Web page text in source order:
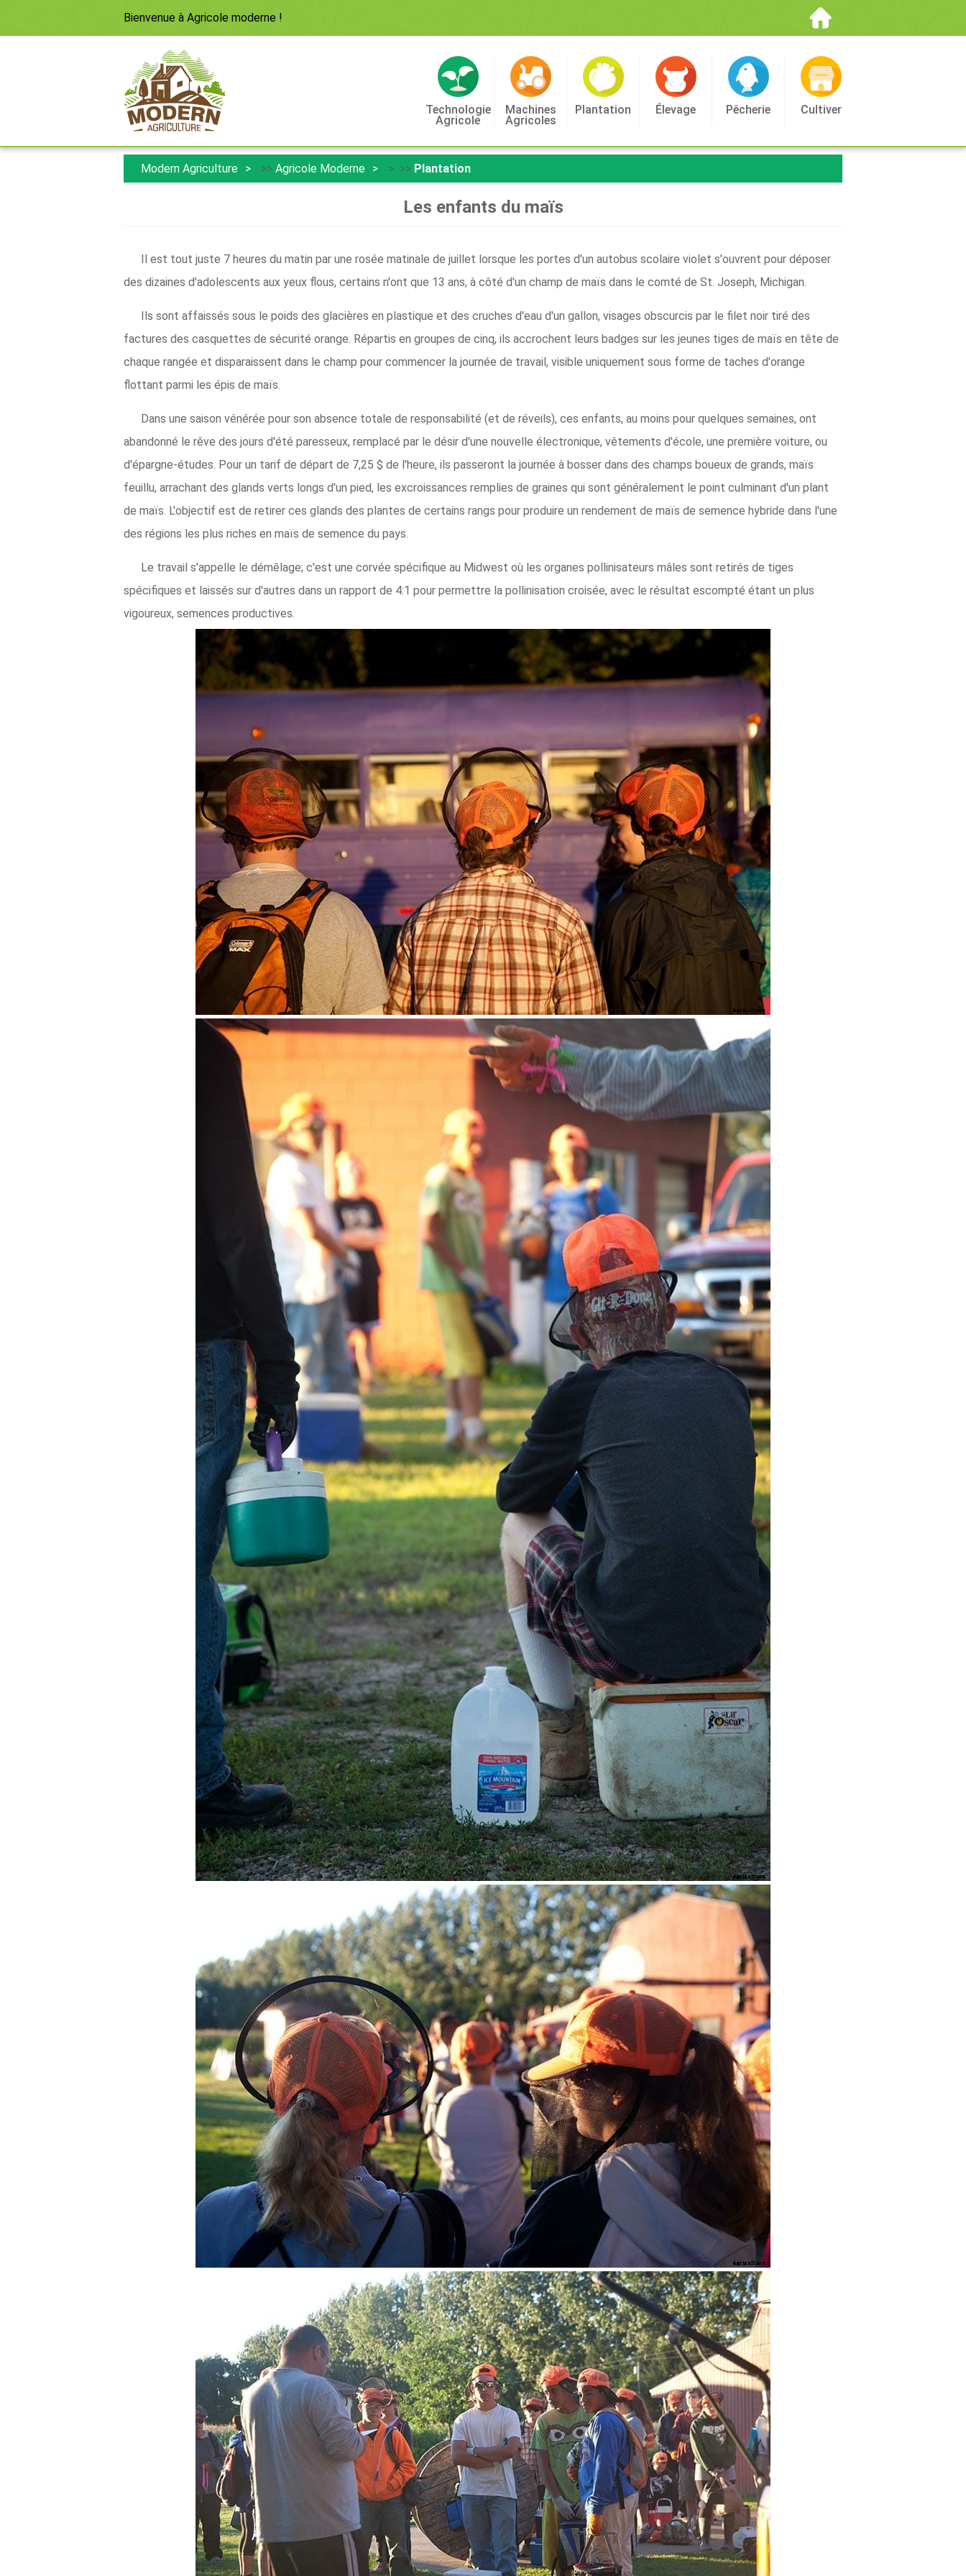
Bienvenue à Agricole moderne !
Technologie
Agricole
Machines
Agricoles
Plantation Élevage Pêcherie Cultiver
Modern Agriculture >> Agricole Moderne > >> Plantation
Les enfants du maïs
Il est tout juste 7 heures du matin par une rosée matinale de juillet lorsque les portes d'un autobus scolaire violet s'ouvrent pour déposer
des dizaines d'adolescents aux yeux flous, certains n'ont que 13 ans, à côté d'un champ de maïs dans le comté de St. Joseph, Michigan.
Ils sont affaissés sous le poids des glacières en plastique et des cruches d'eau d'un gallon, visages obscurcis par le filet noir tiré des
factures des casquettes de sécurité orange. Répartis en groupes de cinq, ils accrochent leurs badges sur les jeunes tiges de maïs en tête de
chaque rangée et disparaissent dans le champ pour commencer la journée de travail, visible uniquement sous forme de taches d'orange
flottant parmi les épis de maïs.
Dans une saison vénérée pour son absence totale de responsabilité (et de réveils), ces enfants, au moins pour quelques semaines, ont
abandonné le rêve des jours d'été paresseux, remplacé par le désir d'une nouvelle électronique, vêtements d'école, une première voiture, ou
d'épargne-études. Pour un tarif de départ de 7,25 $ de l'heure, ils passeront la journée à bosser dans des champs boueux de grands, maïs
feuillu, arrachant des glands verts longs d'un pied, les excroissances remplies de graines qui sont généralement le point culminant d'un plant
de maïs. L'objectif est de retirer ces glands des plantes de certains rangs pour produire un rendement de maïs de semence hybride dans l'une
des régions les plus riches en maïs de semence du pays.
Le travail s'appelle le démêlage; c'est une corvée spécifique au Midwest où les organes pollinisateurs mâles sont retirés de tiges
spécifiques et laissés sur d'autres dans un rapport de 4:1 pour permettre la pollinisation croisée, avec le résultat escompté étant un plus
vigoureux, semences productives.